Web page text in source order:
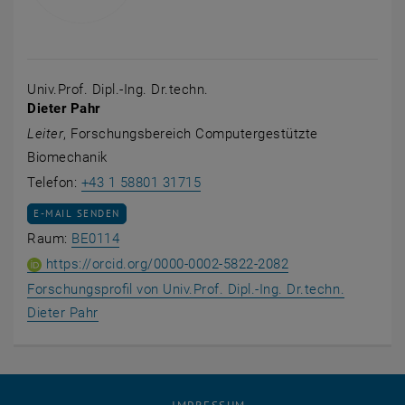
Univ.Prof. Dipl.-Ing. Dr.techn.
Dieter Pahr
Leiter, Forschungsbereich Computergestützte
Biomechanik
Telefon: +43 1 58801 31715Dieter Pahr anrufen
E-MAIL AN DIETER PAHR SENDEN
E-MAIL SENDEN
Raum: BE0114Raum BE0114 auf der Karte anzeigen ,
https://orcid.org/0000-0002-5822-2082
Forschungsprofil von Univ.Prof. Dipl.-Ing. Dr.techn.
Dieter Pahr, öffnet eine externe URL in einem neuen